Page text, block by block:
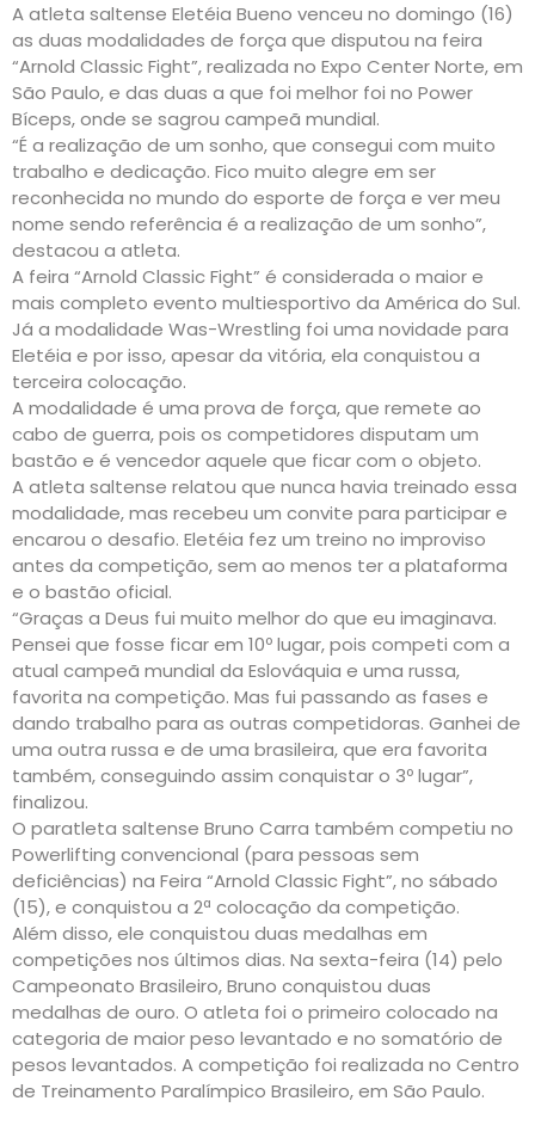
A atleta saltense Eletéia Bueno venceu no domingo (16)
as duas modalidades de força que disputou na feira
“Arnold Classic Fight”, realizada no Expo Center Norte, em
São Paulo, e das duas a que foi melhor foi no Power
Bíceps, onde se sagrou campeã mundial.
“É a realização de um sonho, que consegui com muito
trabalho e dedicação. Fico muito alegre em ser
reconhecida no mundo do esporte de força e ver meu
nome sendo referência é a realização de um sonho”,
destacou a atleta.
A feira “Arnold Classic Fight” é considerada o maior e
mais completo evento multiesportivo da América do Sul.
Já a modalidade Was-Wrestling foi uma novidade para
Eletéia e por isso, apesar da vitória, ela conquistou a
terceira colocação.
A modalidade é uma prova de força, que remete ao
cabo de guerra, pois os competidores disputam um
bastão e é vencedor aquele que ficar com o objeto.
A atleta saltense relatou que nunca havia treinado essa
modalidade, mas recebeu um convite para participar e
encarou o desafio. Eletéia fez um treino no improviso
antes da competição, sem ao menos ter a plataforma
e o bastão oficial.
“Graças a Deus fui muito melhor do que eu imaginava.
Pensei que fosse ficar em 10º lugar, pois competi com a
atual campeã mundial da Eslováquia e uma russa,
favorita na competição. Mas fui passando as fases e
dando trabalho para as outras competidoras. Ganhei de
uma outra russa e de uma brasileira, que era favorita
também, conseguindo assim conquistar o 3º lugar”,
finalizou.
O paratleta saltense Bruno Carra também competiu no
Powerlifting convencional (para pessoas sem
deficiências) na Feira “Arnold Classic Fight”, no sábado
(15), e conquistou a 2ª colocação da competição.
Além disso, ele conquistou duas medalhas em
competições nos últimos dias. Na sexta-feira (14) pelo
Campeonato Brasileiro, Bruno conquistou duas
medalhas de ouro. O atleta foi o primeiro colocado na
categoria de maior peso levantado e no somatório de
pesos levantados. A competição foi realizada no Centro
de Treinamento Paralímpico Brasileiro, em São Paulo.